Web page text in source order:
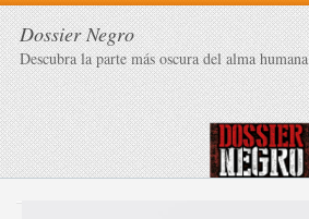
Dossier Negro
Descubra la parte más oscura del alma humana